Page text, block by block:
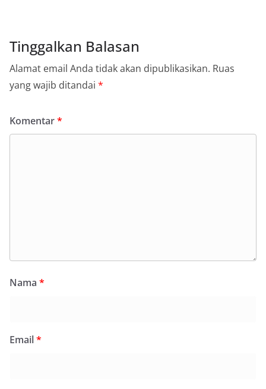
Tinggalkan Balasan
Alamat email Anda tidak akan dipublikasikan. Ruas
yang wajib ditandai *
Komentar*
Nama *
Email*